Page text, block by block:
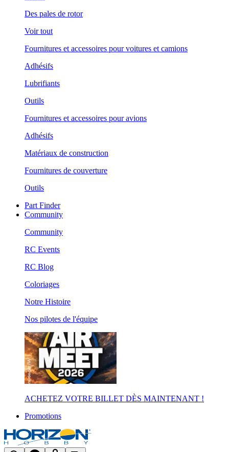
Des pales de rotor
Voir tout
Fournitures et accessoires pour voitures et camions
Adhésifs
Lubrifiants
Outils
Fournitures et accessoires pour avions
Adhésifs
Matériaux de construction
Fournitures de couverture
Outils
Part Finder
Community
Community
RC Events
RC Blog
Coloriages
Notre Histoire
Nos pilotes de l'équipe
ACHETEZ VOTRE BILLET DÈS MAINTENANT !
Promotions